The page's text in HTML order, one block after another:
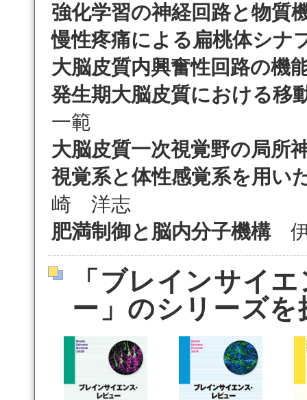
強化学習の神経回路と物質
慢性疼痛による扁桃体シナ
大脳皮質内興奮性回路の機
発生期大脳皮質における移
一範
大脳皮質一次視覚野の局所
視覚系と体性感覚系を用い
崎 洋志
肥満制御と脳内分子機構伊
「ブレインサイ
ー」のシリーズを